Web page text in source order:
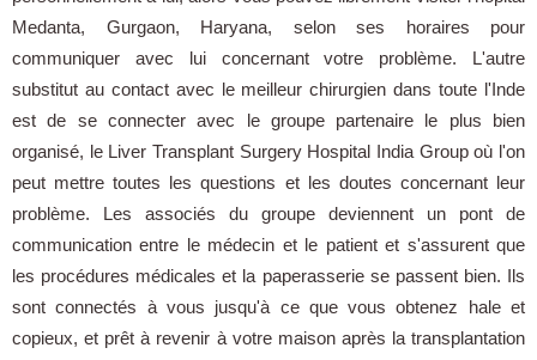
Medanta, Gurgaon, Haryana, selon ses horaires pour
communiquer avec lui concernant votre problème. L'autre
substitut au contact avec le meilleur chirurgien dans toute l'Inde
est de se connecter avec le groupe partenaire le plus bien
organisé, le Liver Transplant Surgery Hospital India Group où l'on
peut mettre toutes les questions et les doutes concernant leur
problème. Les associés du groupe deviennent un pont de
communication entre le médecin et le patient et s'assurent que
les procédures médicales et la paperasserie se passent bien. Ils
sont connectés à vous jusqu'à ce que vous obtenez hale et
copieux, et prêt à revenir à votre maison après la transplantation